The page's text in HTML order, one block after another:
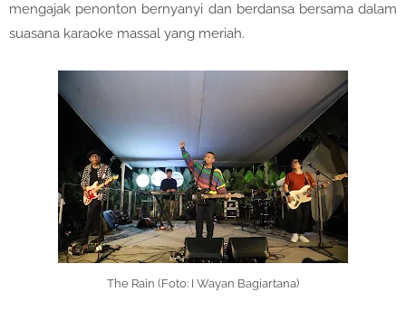
mengajak penonton bernyanyi dan berdansa bersama dalam
suasana karaoke massal yang meriah.
The Rain (Foto: I Wayan Bagiartana)